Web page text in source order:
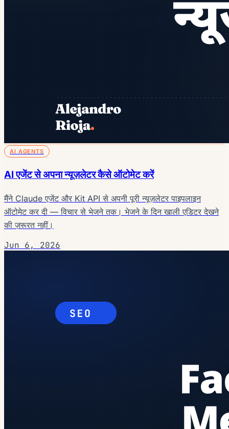
AI AGENTS
AI एजेंट से अपना न्यूज़लेटर कैसे ऑटोमेट करें
मैंने Claude एजेंट और Kit API से अपनी पूरी न्यूज़लेटर पाइपलाइन
ऑटोमेट कर दी — विचार से भेजने तक। भेजने के दिन खाली एडिटर देखने
की ज़रूरत नहीं।
Jun 6, 2026